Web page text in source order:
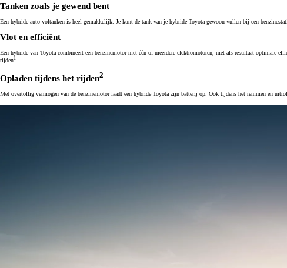
Tanken zoals je gewend bent
Een hybride auto voltanken is heel gemakkelijk. Je kunt de tank van je hybride Toyota gewoon vullen bij een
Vlot en efficiënt
Een hybride van Toyota combineert een benzinemotor met één of meerdere elektromotoren, met als resultaat optimale
rijden1.
Opladen tijdens het rijden2
Met overtollig vermogen van de benzinemotor laadt een hybride Toyota zijn batterij op. Ook tijdens het remmen en